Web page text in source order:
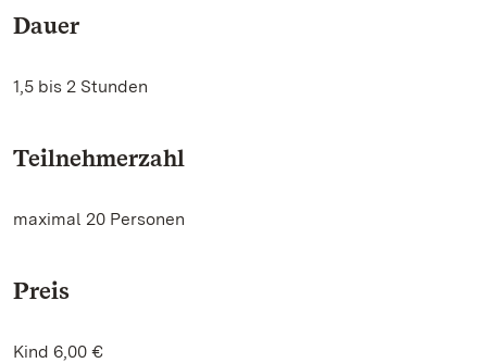
Dauer
1,5 bis 2 Stunden
Teilnehmerzahl
maximal 20 Personen
Preis
Kind 6,00 €